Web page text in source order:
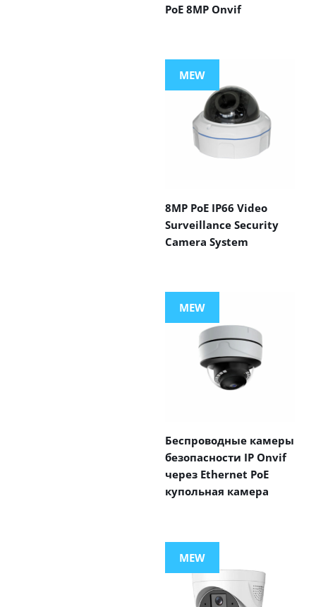
PoE 8MP Onvif
MEW
8MP PoE IP66 Video
Surveillance Security
Camera System
MEW
Беспроводные камеры
безопасности IP Onvif
через Ethernet PoE
купольная камера
MEW